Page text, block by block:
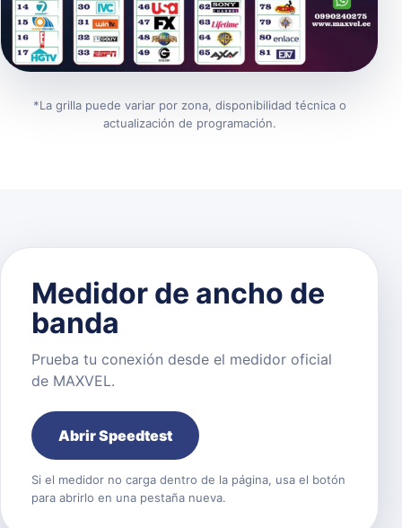
*La grilla puede variar por zona, disponibilidad técnica o
actualización de programación.
Medidor de ancho de
banda
Prueba tu conexión desde el medidor oficial
de MAXVEL.
Abrir Speedtest
Si el medidor no carga dentro de la página, usa el botón
para abrirlo en una pestaña nueva.